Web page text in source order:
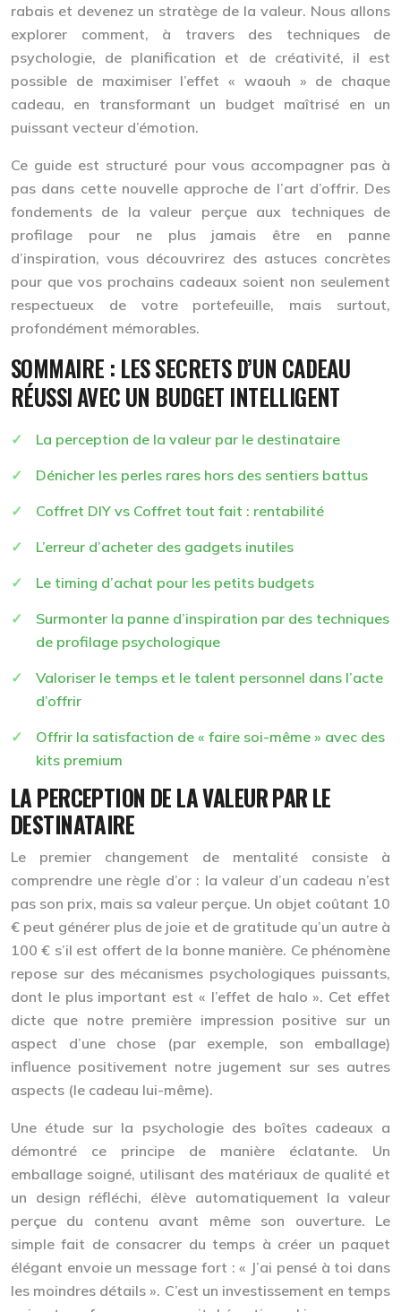
rabais et devenez un stratège de la valeur. Nous allons
explorer comment, à travers des techniques de
psychologie, de planification et de créativité, il est
possible de maximiser l’effet « waouh » de chaque
cadeau, en transformant un budget maîtrisé en un
puissant vecteur d’émotion.
Ce guide est structuré pour vous accompagner pas à
pas dans cette nouvelle approche de l’art d’offrir. Des
fondements de la valeur perçue aux techniques de
profilage pour ne plus jamais être en panne
d’inspiration, vous découvrirez des astuces concrètes
pour que vos prochains cadeaux soient non seulement
respectueux de votre portefeuille, mais surtout,
profondément mémorables.
SOMMAIRE : LES SECRETS D’UN CADEAU
RÉUSSI AVEC UN BUDGET INTELLIGENT
La perception de la valeur par le destinataire
Dénicher les perles rares hors des sentiers battus
Coffret DIY vs Coffret tout fait : rentabilité
L’erreur d’acheter des gadgets inutiles
Le timing d’achat pour les petits budgets
Surmonter la panne d’inspiration par des techniques
de profilage psychologique
Valoriser le temps et le talent personnel dans l’acte
d’offrir
Offrir la satisfaction de « faire soi-même » avec des
kits premium
LA PERCEPTION DE LA VALEUR PAR LE
DESTINATAIRE
Le premier changement de mentalité consiste à
comprendre une règle d’or : la valeur d’un cadeau n’est
pas son prix, mais sa valeur perçue. Un objet coûtant 10
€ peut générer plus de joie et de gratitude qu’un autre à
100 € s’il est offert de la bonne manière. Ce phénomène
repose sur des mécanismes psychologiques puissants,
dont le plus important est « l’effet de halo ». Cet effet
dicte que notre première impression positive sur un
aspect d’une chose (par exemple, son emballage)
influence positivement notre jugement sur ses autres
aspects (le cadeau lui-même).
Une étude sur la psychologie des boîtes cadeaux a
démontré ce principe de manière éclatante. Un
emballage soigné, utilisant des matériaux de qualité et
un design réfléchi, élève automatiquement la valeur
perçue du contenu avant même son ouverture. Le
simple fait de consacrer du temps à créer un paquet
élégant envoie un message fort : « J’ai pensé à toi dans
les moindres détails ». C’est un investissement en temps